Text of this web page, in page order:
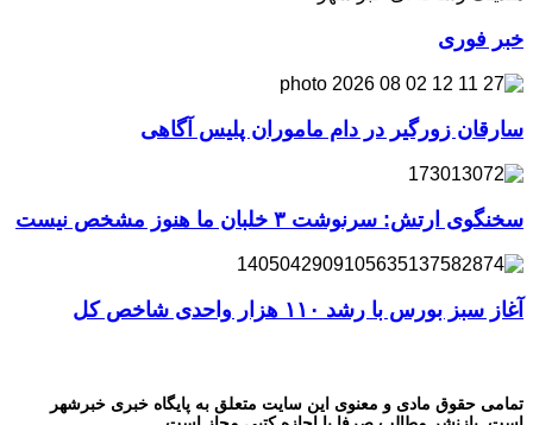
خبر فوری
سارقان زورگیر در دام ماموران پلیس آگاهی
سخنگوی ارتش: سرنوشت ۳ خلبان ما هنوز مشخص نیست
آغاز سبز بورس با رشد ۱۱۰ هزار واحدی شاخص کل
تمامی حقوق مادی و معنوی این سایت متعلق به پایگاه خبری خبرشهر